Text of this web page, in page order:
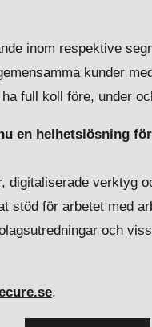
inom respektive
kunder
full koll före, under
en helhetslösning
digitaliserade verktyg
stöd för arbetet med
och
.